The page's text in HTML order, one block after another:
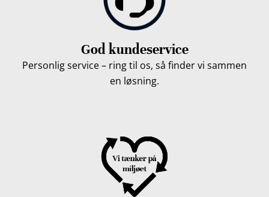
God kundeservice
Personlig service – ring til os, så finder vi sammen
en løsning.